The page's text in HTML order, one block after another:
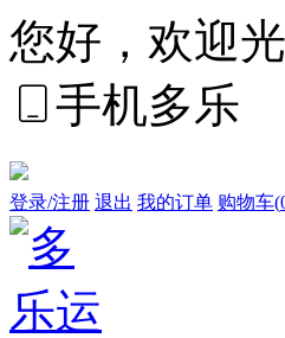
您好，欢迎
手机多乐
登录/注册 退出 我的订单 购物车(